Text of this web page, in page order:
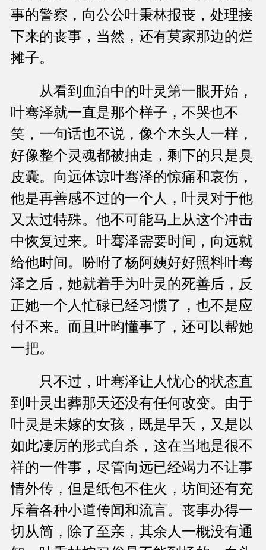
事的警察，向公公叶秉林报丧，处理接
下来的丧事，当然，还有莫家那边的烂
摊子。
从看到血泊中的叶灵第一眼开始，
叶骞泽就一直是那个样子，不哭也不
笑，一句话也不说，像个木头人一样，
好像整个灵魂都被抽走，剩下的只是臭
皮囊。向远体谅叶骞泽的惊痛和哀伤，
他是再善感不过的一个人，叶灵对于他
又太过特殊。他不可能马上从这个冲击
中恢复过来。叶骞泽需要时间，向远就
给他时间。吩咐了杨阿姨好好照料叶骞
泽之后，她就着手为叶灵的死善后，反
正她一个人忙碌已经习惯了，也不是应
付不来。而且叶昀懂事了，还可以帮她
一把。
只不过，叶骞泽让人忧心的状态直
到叶灵出葬那天还没有任何改变。由于
叶灵是未嫁的女孩，既是早夭，又是以
如此凄厉的形式自杀，这在当地是很不
祥的一件事，尽管向远已经竭力不让事
情外传，但是纸包不住火，坊间还有充
斥着各种小道传闻和流言。丧事办得一
切从简，除了至亲，其余人一概没有通